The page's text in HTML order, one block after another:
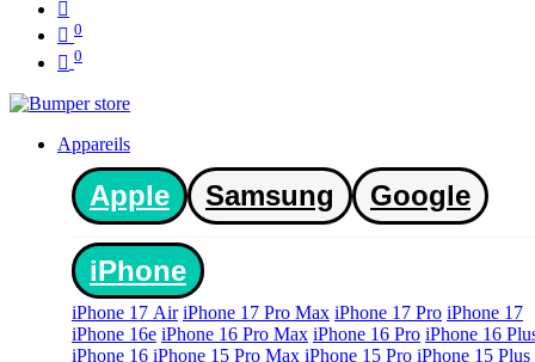
0
0
Appareils
Apple Samsung Google
iPhone
iPhone 17 Air iPhone 17 Pro Max iPhone 17 Pro iPhone 17
iPhone 16e iPhone 16 Pro Max iPhone 16 Pro iPhone 16
iPhone 16 iPhone 15 Pro Max iPhone 15 Pro iPhone 15 Plus